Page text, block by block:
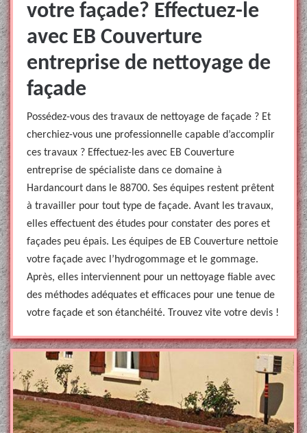
votre façade? Effectuez-le
avec EB Couverture
entreprise de nettoyage de
façade
Possédez-vous des travaux de nettoyage de façade ? Et
cherchiez-vous une professionnelle capable d’accomplir
ces travaux ? Effectuez-les avec EB Couverture
entreprise de spécialiste dans ce domaine à
Hardancourt dans le 88700. Ses équipes restent prêtent
à travailler pour tout type de façade. Avant les travaux,
elles effectuent des études pour constater des pores et
façades peu épais. Les équipes de EB Couverture nettoie
votre façade avec l’hydrogommage et le gommage.
Après, elles interviennent pour un nettoyage fiable avec
des méthodes adéquates et efficaces pour une tenue de
votre façade et son étanchéité. Trouvez vite votre devis !